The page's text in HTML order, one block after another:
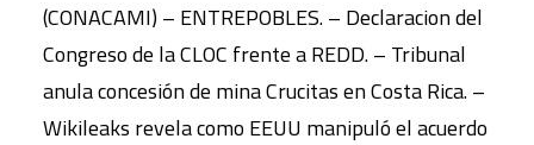
(CONACAMI) – ENTREPOBLES. – Declaracion del
Congreso de la CLOC frente a REDD. – Tribunal
anula concesión de mina Crucitas en Costa Rica. –
Wikileaks revela como EEUU manipuló el acuerdo